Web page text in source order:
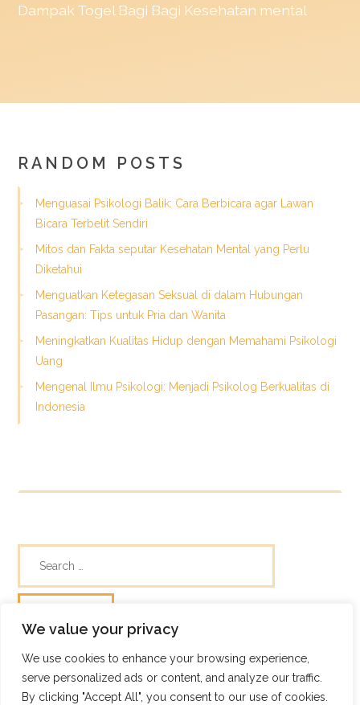
We value your privacy
We use cookies to enhance your browsing experience,
serve personalized ads or content, and analyze our traffic.
By clicking "Accept All", you consent to our use of cookies.
Dampak Togel Bagi Bagi Kesehatan mental
RANDOM POSTS
Menguasai Psikologi Balik: Cara Berbicara agar Lawan
Bicara Terbelit Sendiri
Mitos dan Fakta seputar Kesehatan Mental yang Perlu
Diketahui
Menguatkan Ketegasan Seksual di dalam Hubungan
Pasangan: Tips untuk Pria dan Wanita
Meningkatkan Kualitas Hidup dengan Memahami Psikologi
Uang
Mengenal Ilmu Psikologi: Menjadi Psikolog Berkualitas di
Indonesia